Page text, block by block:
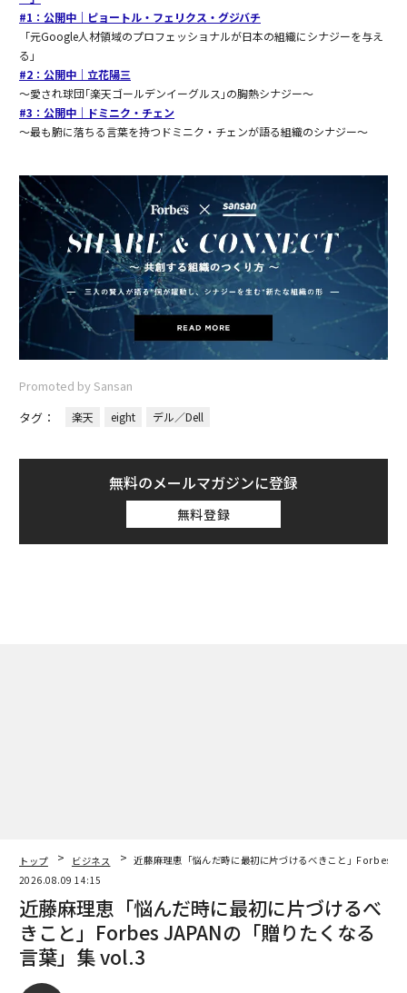
#1：公開中｜ピョートル・フェリクス・グジバチ
「元Google人材領域のプロフェッショナルが日本の組織にシナジーを与え
る」
#2：公開中｜立花陽三
〜愛され球団｢楽天ゴールデンイーグルス｣の胸熱シナジー〜
#3：公開中｜ドミニク・チェン
〜最も腑に落ちる言葉を持つドミニク・チェンが語る組織のシナジー〜
Promoted by Sansan
タグ：
楽天 eight デル／Dell
無料のメールマガジンに登録
無料登録
トップ ビジネス
近藤麻理恵「悩んだ時に最初に片づけるべきこと」Forbes
2026.08.09 14:15
近藤麻理恵「悩んだ時に最初に片づけるべ
きこと」Forbes JAPANの「贈りたくなる
言葉」集 vol.3